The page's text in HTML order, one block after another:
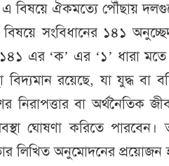
এ বিষয়ে ঐকমত্যে পৌঁছায়
বিষয়ে সংবিধানের ১৪১
এর ‘ক’ এর ‘১’ ধারা মতে
রয়েছে, যা যুদ্ধ বা
নিরাপত্তার বা অর্থনৈতিক
ঘোষণা করিতে
লিখিত অনুমোদনের প্রয়োজন